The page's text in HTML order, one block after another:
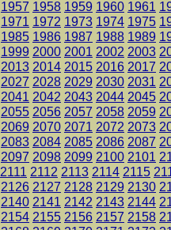
1957 1958 1959 1960 1961
1971 1972 1973 1974 1975
1985 1986 1987 1988 1989
1999 2000 2001 2002 2003
2013 2014 2015 2016 2017
2027 2028 2029 2030 2031
2041 2042 2043 2044 2045
2055 2056 2057 2058 2059
2069 2070 2071 2072 2073
2083 2084 2085 2086 2087
2097 2098 2099 2100 2101
2111 2112 2113 2114 2115
2126 2127 2128 2129 2130
2140 2141 2142 2143 2144
2154 2155 2156 2157 2158